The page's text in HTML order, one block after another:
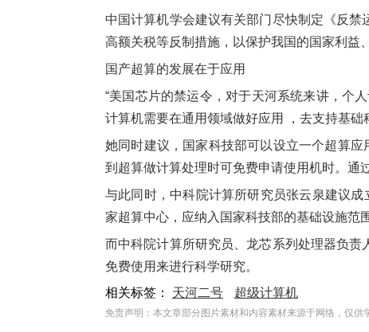
中国计算机学会建议有关部门尽快制定《反
高额关税等反制措施，以保护我国的国家利益
国产超算的发展在于应用
“美国芯片的禁运令，对于天河系统来讲，个
计算机需要在通用领域做好应用 ，去支持基础
她同时建议，国家科技部可以设立一个超算
到超算做计算处理时可免费申请使用机时。通
与此同时，中科院计算所研究员张云泉建议
家超算中心，应纳入国家科技部的基础设施范
而中科院计算所研究员、龙芯系列处理器负
免费使用来进行科学研究。
相关标签：
天河二号 超级计算机
免责声明：本文章部分图片素材和内容素材来源于网络，仅供